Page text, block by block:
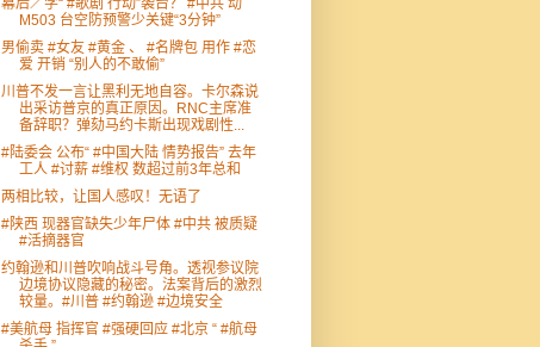
幕后／学“ #歌剧 行动”袭台？ #中共 动
M503 台空防预警少关键“3分钟”
男偷卖 #女友 #黄金 、 #名牌包 用作 #恋
爱 开销 “别人的不敢偷”
川普不发一言让黑利无地自容。卡尔森说
出采访普京的真正原因。RNC主席准
备辞职？弹劾马约卡斯出现戏剧性...
#陆委会 公布“ #中国大陆 情势报告” 去年
工人 #讨薪 #维权 数超过前3年总和
两相比较，让国人感叹！无语了
#陕西 现器官缺失少年尸体 #中共 被质疑
#活摘器官
约翰逊和川普吹响战斗号角。透视参议院
边境协议隐藏的秘密。法案背后的激烈
较量。#川普 #约翰逊 #边境安全
#美航母 指挥官 #强硬回应 #北京 “ #航母